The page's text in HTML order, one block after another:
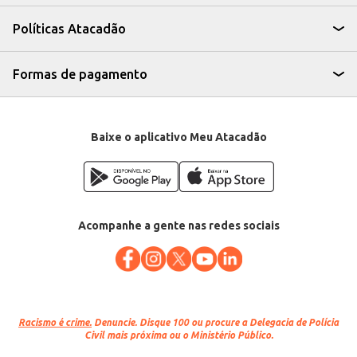
Utilize em saladas, omeletes e outras preparações.
O Presunto Cozido Friato oferece um excelente custo-benefício, aliando
qualidade e praticidade para atender às necessidades de seu negócio ou
Políticas Atacadão
Formas de pagamento
Baixe o aplicativo Meu Atacadão
Acompanhe a gente nas redes sociais
Racismo é crime. Denuncie. Disque 100 ou procure a Delegacia de Polícia
Civil mais próxima ou o Ministério Público.